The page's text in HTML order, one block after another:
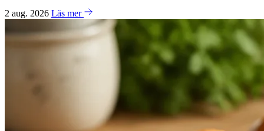
2 aug. 2026 Läs mer